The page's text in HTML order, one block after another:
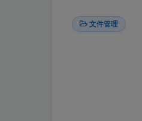
文件管理